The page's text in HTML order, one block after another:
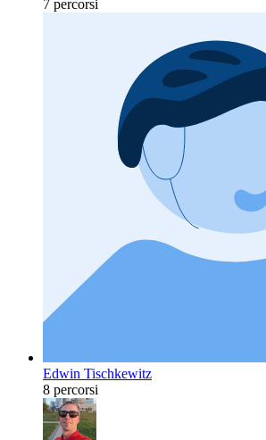
7 percorsi
Edwin Tischkewitz
8 percorsi